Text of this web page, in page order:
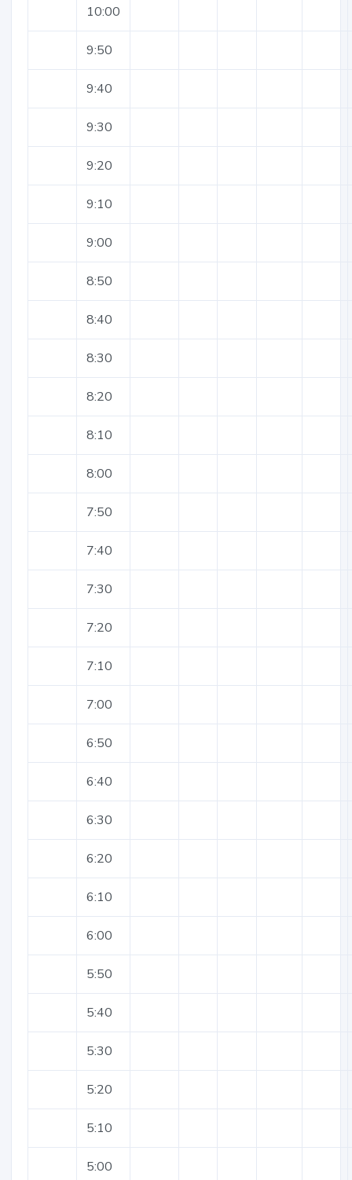
10:00
9:50
9:40
9:30
9:20
9:10
9:00
8:50
8:40
8:30
8:20
8:10
8:00
7:50
7:40
7:30
7:20
7:10
7:00
6:50
6:40
6:30
6:20
6:10
6:00
5:50
5:40
5:30
5:20
5:10
5:00